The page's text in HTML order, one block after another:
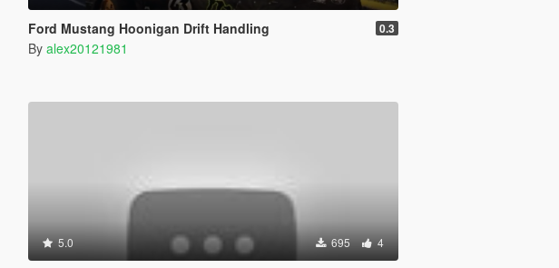
Ford Mustang Hoonigan Drift Handling 0.3
By alex20121981
5.0 695 4